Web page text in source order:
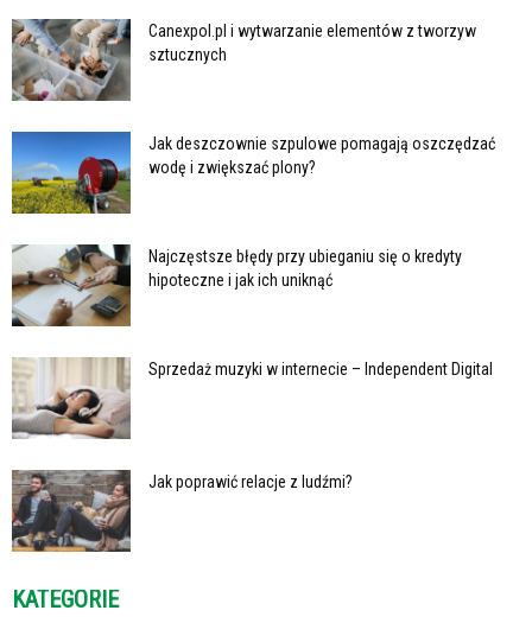
Canexpol.pl i wytwarzanie elementów z tworzyw
sztucznych
Jak deszczownie szpulowe pomagają oszczędzać
wodę i zwiększać plony?
Najczęstsze błędy przy ubieganiu się o kredyty
hipoteczne i jak ich uniknąć
Sprzedaż muzyki w internecie – Independent Digital
Jak poprawić relacje z ludźmi?
KATEGORIE